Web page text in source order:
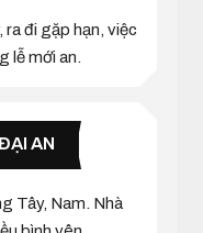
ra đi gặp hạn, việc
lễ mới an.
AN
Tây, Nam. Nhà